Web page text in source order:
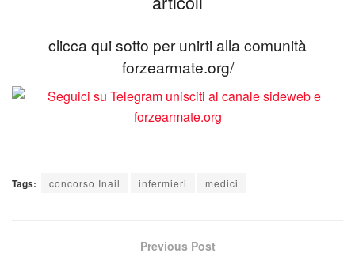
clicca qui sotto per unirti alla comunità
forzearmate.org/
Tags: concorso Inail infermieri medici
Previous Post